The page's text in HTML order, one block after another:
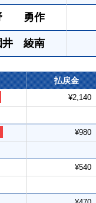
勇作
井 綾南
払戻金
¥2,140
¥980
¥540